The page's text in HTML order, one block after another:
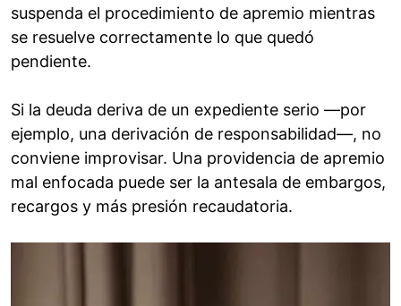
suspenda el procedimiento de apremio mientras
se resuelve correctamente lo que quedó
pendiente.
Si la deuda deriva de un expediente serio —por
ejemplo, una derivación de responsabilidad—, no
conviene improvisar. Una providencia de apremio
mal enfocada puede ser la antesala de embargos,
recargos y más presión recaudatoria.